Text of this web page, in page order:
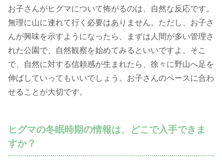
お子さんがヒグマについて怖がるのは、自然な反応です。
無理に山に連れて行く必要はありません。ただし、お子さ
んが興味を示すようになったら、まずは人間が多い管理さ
れた公園で、自然観察を始めてみるといいですよ。そこ
で、自然に対する信頼感が生まれたら、徐々に野山へ足を
伸ばしていってもいいでしょう。お子さんのペースに合わ
せることが大切です。
ヒグマの冬眠時期の情報は、どこで入手できま
すか？